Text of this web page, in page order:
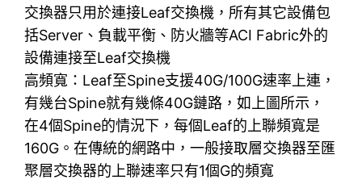
交換器只用於連接Leaf交換機，所有其它設備包
括Server、負載平衡、防火牆等ACI Fabric外的
設備連接至Leaf交換機
高頻寬：Leaf至Spine支援40G/100G速率上連，
有幾台Spine就有幾條40G鏈路，如上圖所示，
在4個Spine的情況下，每個Leaf的上聯頻寬是
160G。在傳統的網路中，一般接取層交換器至匯
聚層交換器的上聯速率只有1個G的頻寬